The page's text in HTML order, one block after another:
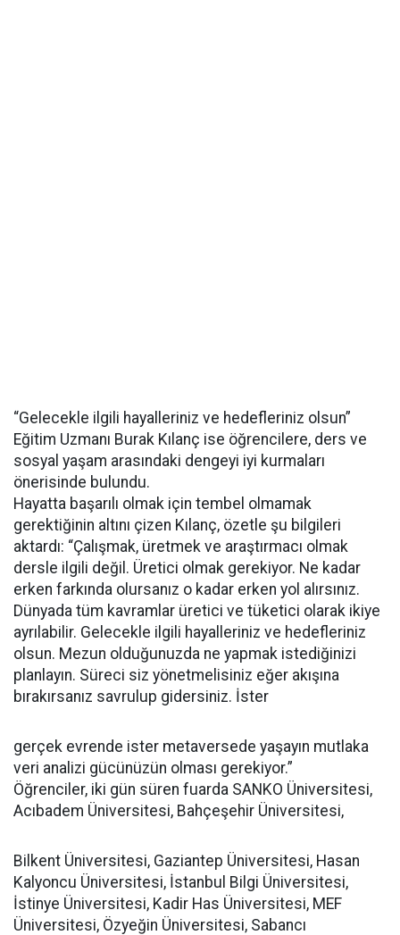
“Gelecekle ilgili hayalleriniz ve hedefleriniz olsun”
Eğitim Uzmanı Burak Kılanç ise öğrencilere, ders ve
sosyal yaşam arasındaki dengeyi iyi kurmaları
önerisinde bulundu.
Hayatta başarılı olmak için tembel olmamak
gerektiğinin altını çizen Kılanç, özetle şu bilgileri
aktardı: “Çalışmak, üretmek ve araştırmacı olmak
dersle ilgili değil. Üretici olmak gerekiyor. Ne kadar
erken farkında olursanız o kadar erken yol alırsınız.
Dünyada tüm kavramlar üretici ve tüketici olarak ikiye
ayrılabilir. Gelecekle ilgili hayalleriniz ve hedefleriniz
olsun. Mezun olduğunuzda ne yapmak istediğinizi
planlayın. Süreci siz yönetmelisiniz eğer akışına
bırakırsanız savrulup gidersiniz. İster
gerçek evrende ister metaversede yaşayın mutlaka
veri analizi gücünüzün olması gerekiyor.”
Öğrenciler, iki gün süren fuarda SANKO Üniversitesi,
Acıbadem Üniversitesi, Bahçeşehir Üniversitesi,
Bilkent Üniversitesi, Gaziantep Üniversitesi, Hasan
Kalyoncu Üniversitesi, İstanbul Bilgi Üniversitesi,
İstinye Üniversitesi, Kadir Has Üniversitesi, MEF
Üniversitesi, Özyeğin Üniversitesi, Sabancı